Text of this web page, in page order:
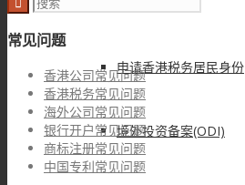
申请香港税务居民身份
境外投资备案(ODI)
常见问题
香港公司常见问题
香港税务常见问题
海外公司常见问题
银行开户常见问题
商标注册常见问题
中国专利常见问题